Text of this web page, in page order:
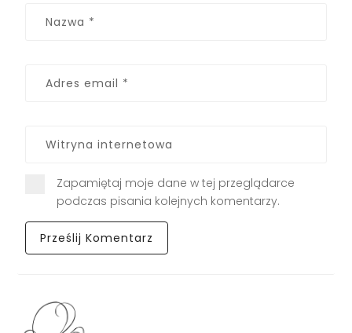
Zapamiętaj moje dane w tej przeglądarce
podczas pisania kolejnych komentarzy.